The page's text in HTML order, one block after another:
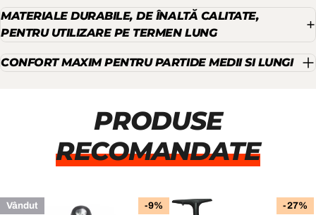
MATERIALE DURABILE, DE ÎNALTĂ CALITATE,
PENTRU UTILIZARE PE TERMEN LUNG
CONFORT MAXIM PENTRU PARTIDE MEDII SI LUNGI
PRODUSE
RECOMANDATE
Vândut -9% -27%